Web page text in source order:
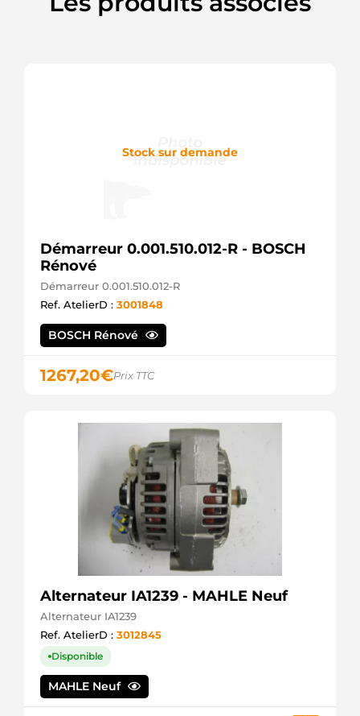
Stock sur demande
Démarreur 0.001.510.012-R - BOSCH
Rénové
Démarreur 0.001.510.012-R
Ref. AtelierD : 3001848
BOSCH Rénové
1267,20€Prix TTC
Alternateur IA1239 - MAHLE Neuf
Alternateur IA1239
Ref. AtelierD : 3012845
Disponible
MAHLE Neuf